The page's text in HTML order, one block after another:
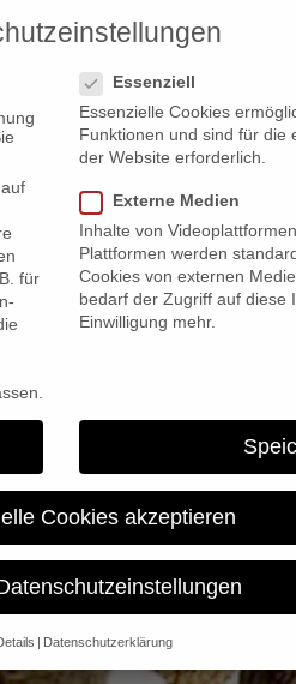
für
Essenziell
Essenzielle Cookies
Funktionen und sind für die
der Website erforderlich.
Externe Medien
Inhalte von
Plattformen werden
Cookies von externen
bedarf der Zugriff auf diese
Einwilligung mehr.
Cookies akzeptieren
Datenschutzerklärung